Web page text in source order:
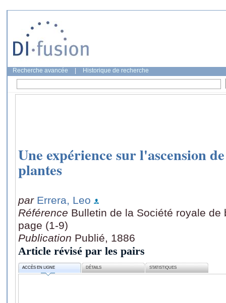
Recherche avancée Historique de recherche
Une expérience sur l'ascension
plantes
par Errera, Leo
Référence Bulletin de la Société royale
page (1-9)
Publication Publié, 1886
Article révisé par les pairs
ACCÈS EN LIGNE DÉTAILS STATISTIQUES